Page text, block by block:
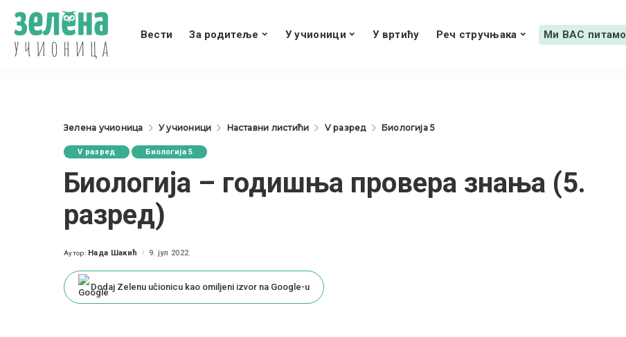
Вести За родитеље У учионици У вртићу Реч стручњака Ми ВАС питамо
Зелена учионица У учионици Наставни листићи V разред Биологија 5
V разред Биологија 5
Биологија – годишња провера знања (5.
разред)
Posted
Аутор: Нада Шакић 9. јул 2022.
Dodaj Zelenu učionicu kao omiljeni izvor na Google-u